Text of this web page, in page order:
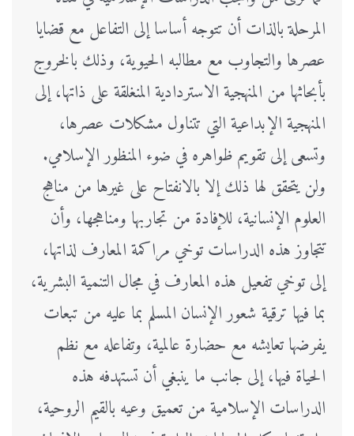
المرحلة بالذات أن تتوجه أساسا إلى التفاعل مع قضايا
عصرها والتجاوب مع مطالبه الحيوية، وذلك بالخروج
بأبحاثها من المنهجية الاستردادية المنغلقة على ذاتها، إلى
المنهجية الإبداعية التي تتناول مشكلات عصرها،
وتسعى إلى تقويم ظواهره في ضوء المنظور الإسلامي.
ولن يتحقق لها ذلك إلا بالانفتاح على غيرها من مناهج
العلوم الإنسانية، للإفادة من تجاربها ومناهجها، وأن
تتجاوز هذه الدراسات توخي مراكمة المعارف لذاتها،
إلى توخي تفعيل هذه المعارف في مجال التنمية البشرية،
بما فيها ترقية شعور الإنسان المسلم بما عليه من تبعات
يفرضها تعايشه مع حضارة عالمية، وتفاعله مع نظم
الحياة فيها، إلى جانب ما ينبغي أن تستهدفه هذه
الدراسات الإسلامية من تعميق وعيه بالقيم الروحية،